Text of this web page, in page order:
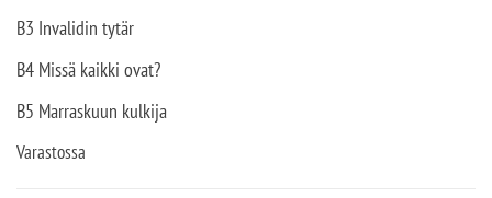
B3 Invalidin tytär
B4 Missä kaikki ovat?
B5 Marraskuun kulkija
Varastossa